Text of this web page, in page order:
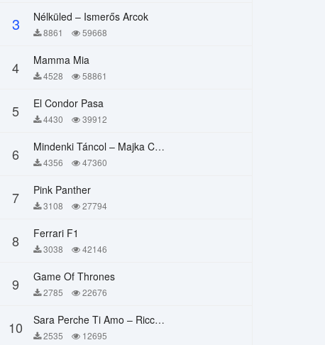
3 Nélküled – Ismerős Arcok
8861 59668
4 Mamma Mia
4528 58861
5 El Condor Pasa
4430 39912
6 Mindenki Táncol – Majka Curtis, Péter Majoros
4356 47360
7 Pink Panther
3108 27794
8 Ferrari F1
3038 42146
9 Game Of Thrones
2785 22676
10 Sara Perche Ti Amo – Ricchi E Poveri
2535 12695